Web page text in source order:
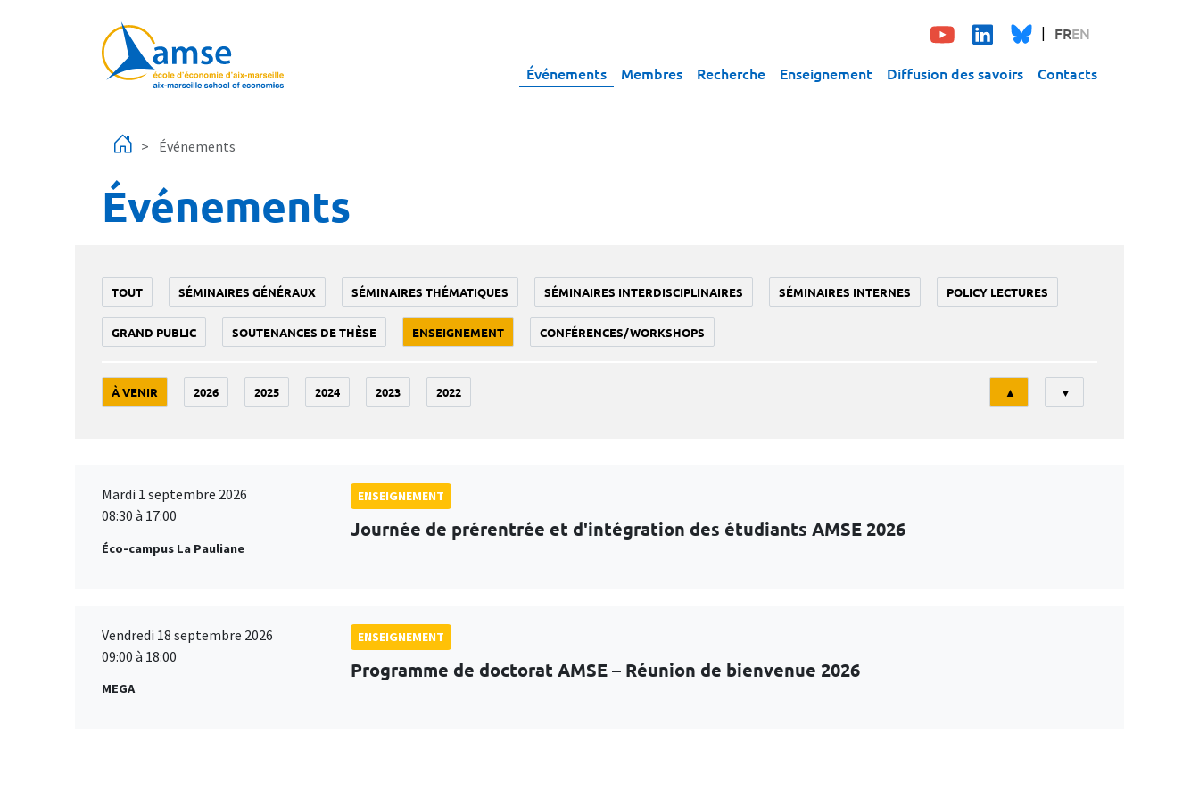
FREN
Événements Membres Recherche Enseignement Diffusion des savoirs Contacts
Événements
Événements
TOUT SÉMINAIRES GÉNÉRAUX SÉMINAIRES THÉMATIQUES SÉMINAIRES INTERDISCIPLINAIRES SÉMINAIRES INTERNES POLICY LECTURES
GRAND PUBLIC SOUTENANCES DE THÈSE ENSEIGNEMENT CONFÉRENCES/WORKSHOPS
À VENIR 2026 2025 2024 2023 2022
Tri
▲ ▼
Mardi 1 septembre 2026
08:30 à 17:00
Éco-campus La Pauliane
ENSEIGNEMENT
Journée de prérentrée et d'intégration des étudiants AMSE 2026
Vendredi 18 septembre 2026
09:00 à 18:00
MEGA
ENSEIGNEMENT
Programme de doctorat AMSE – Réunion de bienvenue 2026